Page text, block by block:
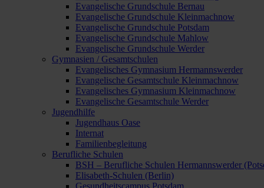
Evangelische Grundschule Bernau
Evangelische Grundschule Kleinmachnow
Evangelische Grundschule Potsdam
Evangelische Grundschule Mahlow
Evangelische Grundschule Werder
Gymnasien / Gesamtschulen
Evangelisches Gymnasium Hermannswerder
Evangelische Gesamtschule Kleinmachnow
Evangelisches Gymnasium Kleinmachnow
Evangelische Gesamtschule Werder
Jugendhilfe
Jugendhaus Oase
Internat
Familienbegleitung
Berufliche Schulen
BSH – Berufliche Schulen Hermannswerder
Elisabeth-Schulen (Berlin)
Gesundheitscampus Potsdam